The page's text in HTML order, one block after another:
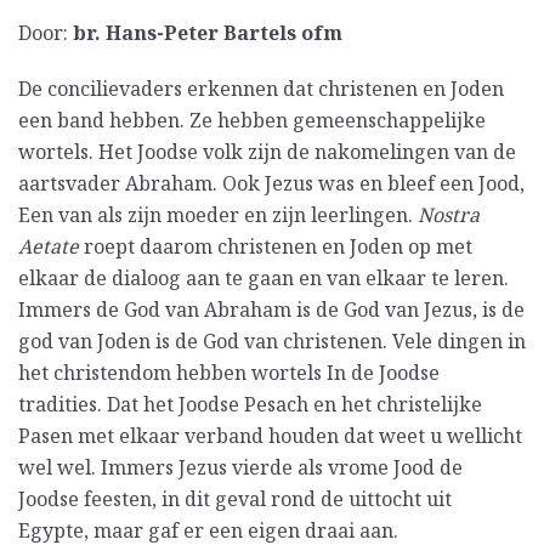
Door: br. Hans-Peter Bartels ofm
De concilievaders erkennen dat christenen en Joden
een band hebben. Ze hebben gemeenschappelijke
wortels. Het Joodse volk zijn de nakomelingen van de
aartsvader Abraham. Ook Jezus was en bleef een Jood,
Een van als zijn moeder en zijn leerlingen. Nostra
Aetateroept daarom christenen en Joden op met
elkaar de dialoog aan te gaan en van elkaar te leren.
Immers de God van Abraham is de God van Jezus, is de
god van Joden is de God van christenen. Vele dingen in
het christendom hebben wortels In de Joodse
tradities. Dat het Joodse Pesach en het christelijke
Pasen met elkaar verband houden dat weet u wellicht
wel wel. Immers Jezus vierde als vrome Jood de
Joodse feesten, in dit geval rond de uittocht uit
Egypte, maar gaf er een eigen draai aan.